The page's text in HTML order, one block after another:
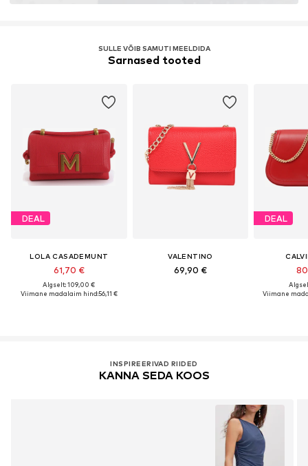
SULLE VÕIB SAMUTI MEELDIDA
Sarnased tooted
DEAL
LOLA CASADEMUNT
61,70 €
Algselt: 109,00 €
Viimane madalaim hind:56,11 €
VALENTINO
69,90 €
DEAL
Viimane
INSPIREERIVAD RIIDED
KANNA SEDA KOOS